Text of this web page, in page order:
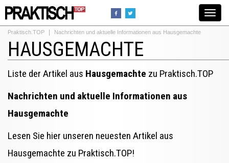
Toggle
Praktisch.TOP Nachrichten und aktuelle Informationen aus Hausgemachte
HAUSGEMACHTE
Liste der Artikel aus Hausgemachte zu Praktisch.TOP
Nachrichten und aktuelle Informationen aus
Hausgemachte
Lesen Sie hier unseren neuesten Artikel aus
Hausgemachte zu Praktisch.TOP!